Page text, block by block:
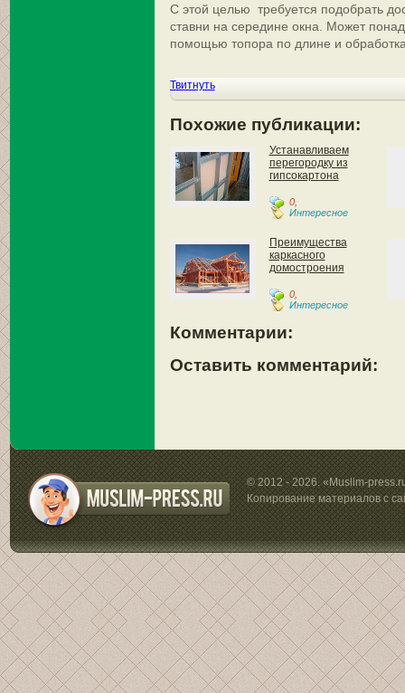
С этой целью требуется подобрать
ставни на середине окна. Может
помощью топора по длине и
Твитнуть
Похожие публикации:
Устанавливаем
перегородку из
гипсокартона
0,
Интересное
Преимущества
каркасного
домостроения
0,
Интересное
Комментарии:
Оставить комментарий:
© 2012 - 2026. «Muslim-
Копирование материалов с